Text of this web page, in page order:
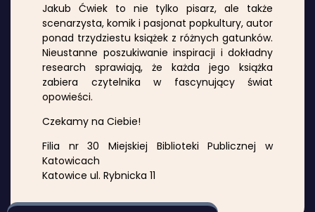
Jakub Ćwiek to nie tylko pisarz, ale także
scenarzysta, komik i pasjonat popkultury, autor
ponad trzydziestu książek z różnych gatunków.
Nieustanne poszukiwanie inspiracji i dokładny
research sprawiają, że każda jego książka
zabiera czytelnika w fascynujący świat
opowieści.
Czekamy na Ciebie!
Filia nr 30 Miejskiej Biblioteki Publicznej w
Katowicach
Katowice ul. Rybnicka 11